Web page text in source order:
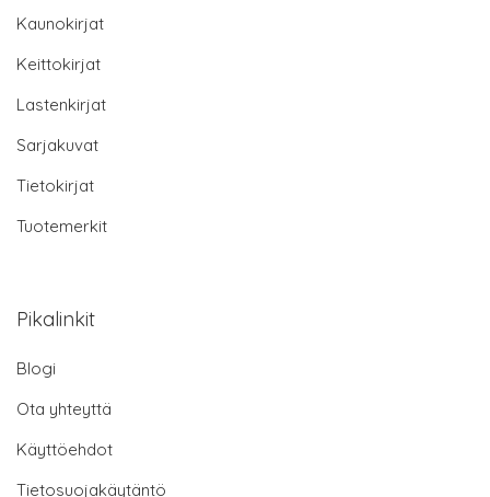
Kaunokirjat
Keittokirjat
Lastenkirjat
Sarjakuvat
Tietokirjat
Tuotemerkit
Pikalinkit
Blogi
Ota yhteyttä
Käyttöehdot
Tietosuojakäytäntö